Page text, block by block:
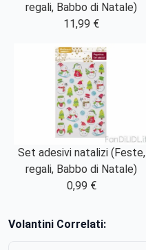
regali, Babbo di Natale)
11,99 €
Set adesivi natalizi (Feste,
regali, Babbo di Natale)
0,99 €
Volantini Correlati: